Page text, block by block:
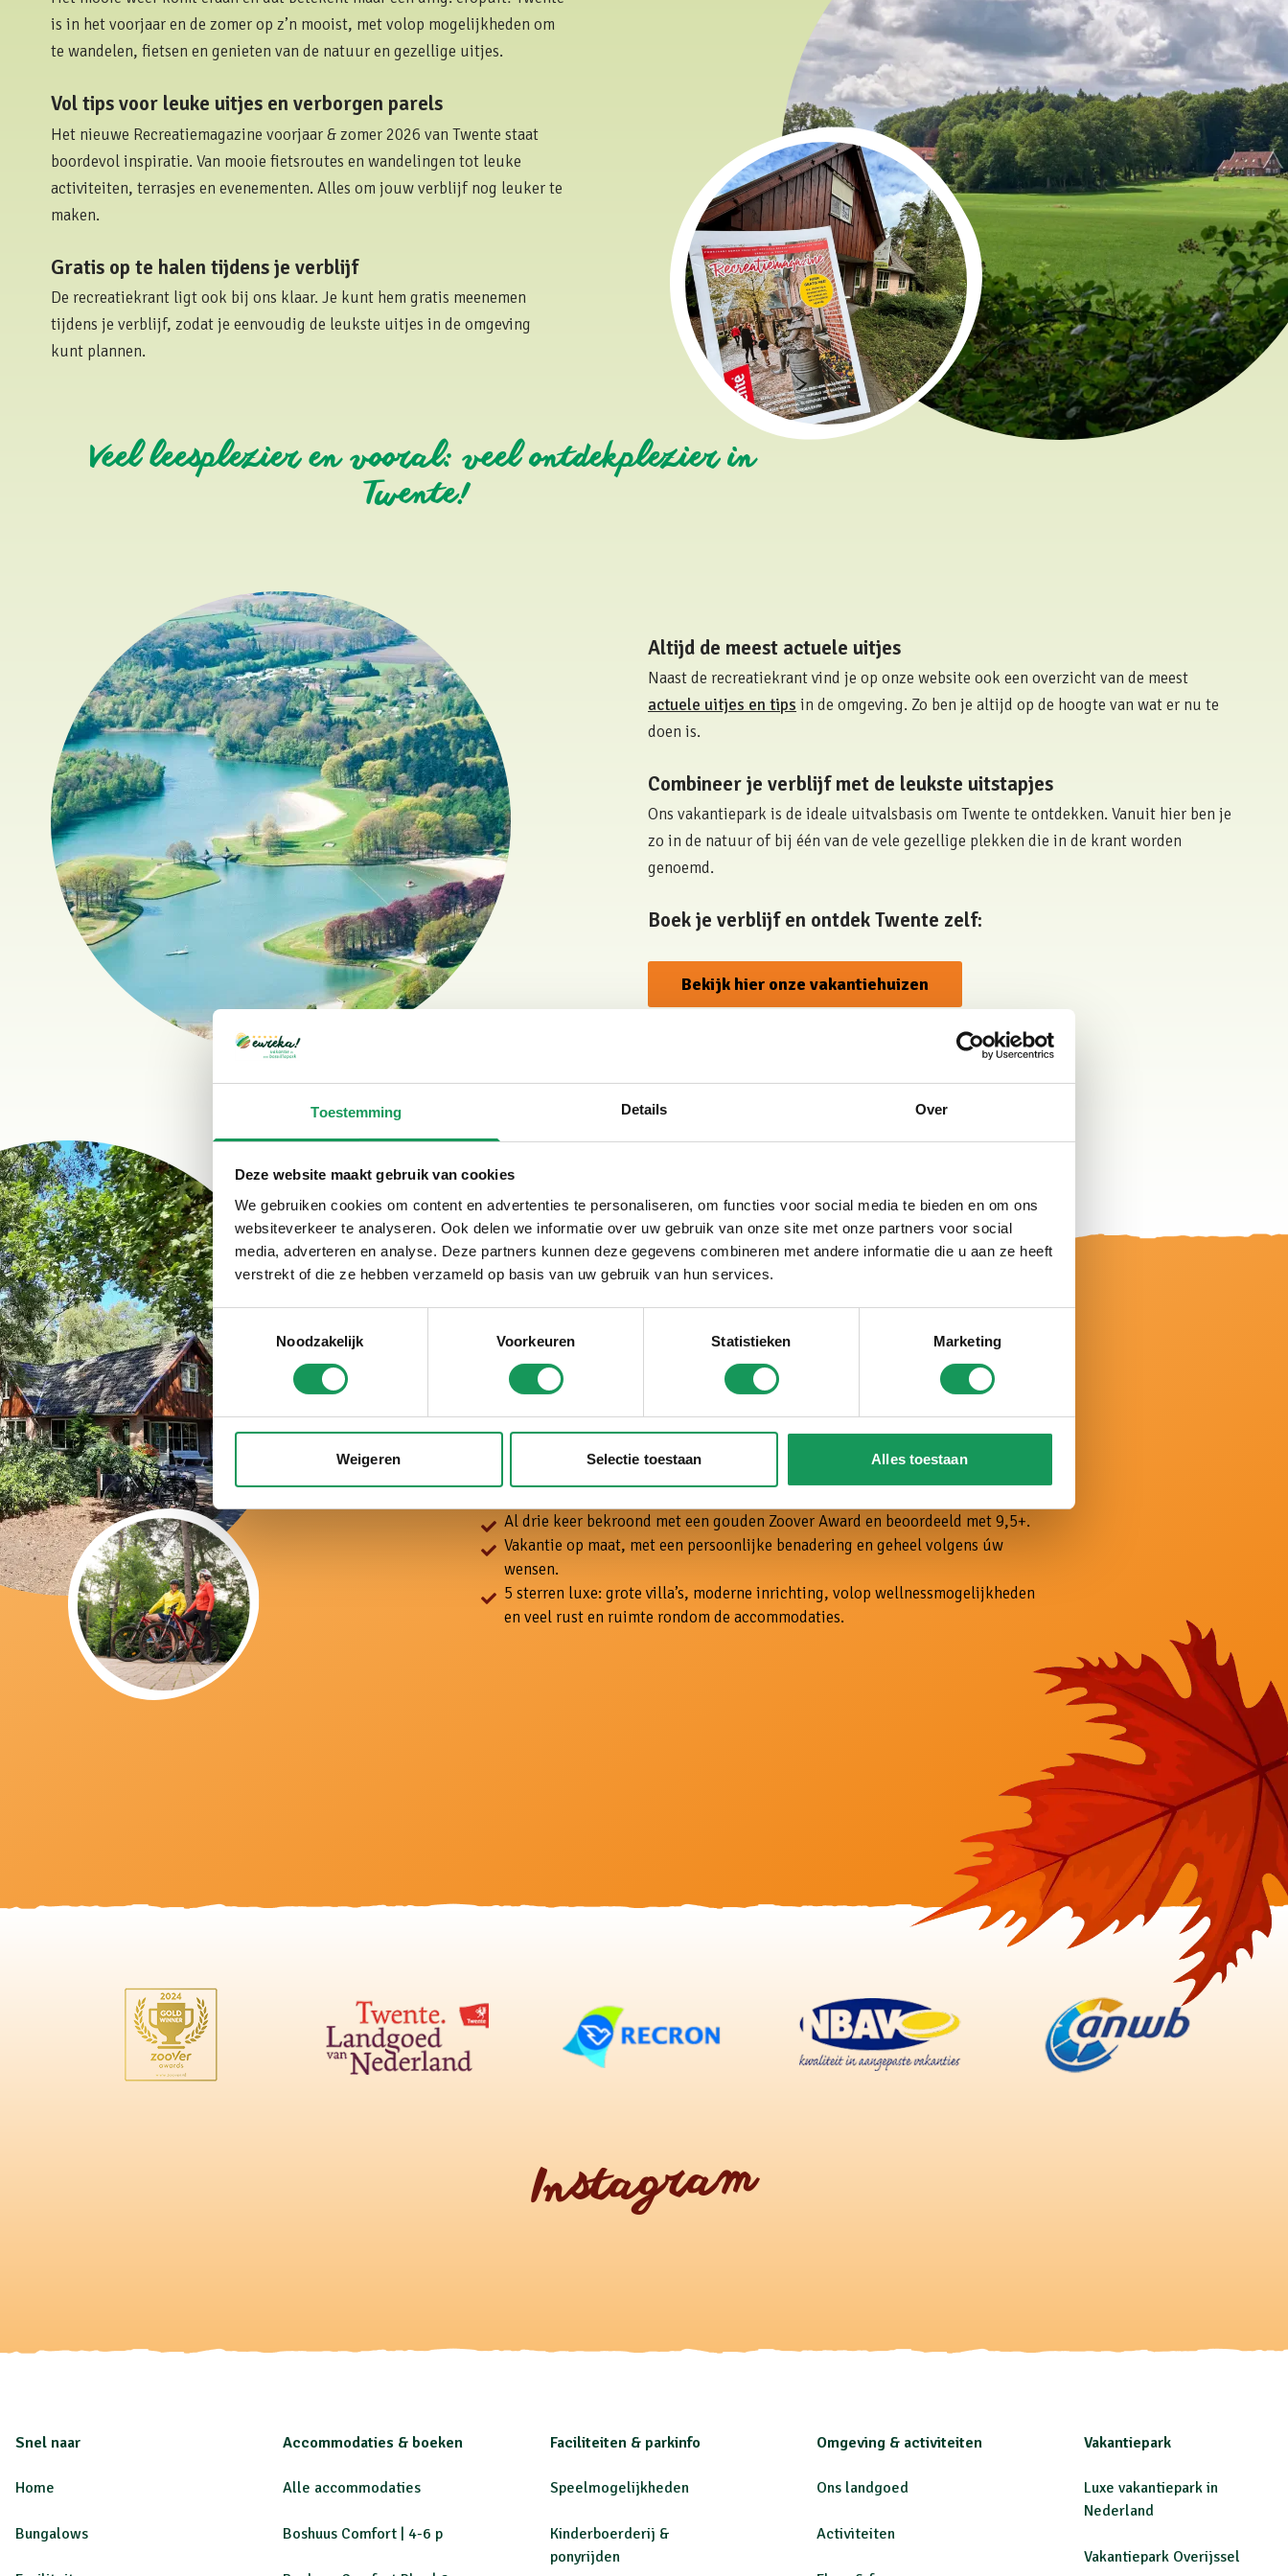
Toestemming Details Over
Deze website maakt gebruik van cookies
We gebruiken cookies om content en advertenties te personaliseren, om functies voor social media te bieden en om ons
websiteverkeer te analyseren. Ook delen we informatie over uw gebruik van onze site met onze partners voor social
media, adverteren en analyse. Deze partners kunnen deze gegevens combineren met andere informatie die u aan ze heeft
verstrekt of die ze hebben verzameld op basis van uw gebruik van hun services.
Toestemmingsselectie
Noodzakelijk
Voorkeuren Statistieken Marketing
Weigeren Selectie toestaan Alles toestaan
is in het voorjaar en de zomer op z’n mooist, met volop mogelijkheden om
te wandelen, fietsen en genieten van de natuur en gezellige uitjes.
Vol tips voor leuke uitjes en verborgen parels
Het nieuwe Recreatiemagazine voorjaar & zomer 2026 van Twente staat
boordevol inspiratie. Van mooie fietsroutes en wandelingen tot leuke
activiteiten, terrasjes en evenementen. Alles om jouw verblijf nog leuker te
maken.
Gratis op te halen tijdens je verblijf
De recreatiekrant ligt ook bij ons klaar. Je kunt hem gratis meenemen
tijdens je verblijf, zodat je eenvoudig de leukste uitjes in de omgeving
kunt plannen.
Veel leesplezier en vooral: veel ontdekplezier in
Twente!
Altijd de meest actuele uitjes
Naast de recreatiekrant vind je op onze website ook een overzicht van de meest
actuele uitjes en tips in de omgeving. Zo ben je altijd op de hoogte van wat er nu te
doen is.
Combineer je verblijf met de leukste uitstapjes
Ons vakantiepark is de ideale uitvalsbasis om Twente te ontdekken. Vanuit hier ben je
zo in de natuur of bij één van de vele gezellige plekken die in de krant worden
genoemd.
Boek je verblijf en ontdek Twente zelf:
Bekijk hier onze vakantiehuizen
Gepubliceerd doorBosvillapark Eureka•5 mei 2026
Bij ons is het echt
vakantie!
Al drie keer bekroond met een gouden Zoover Award en beoordeeld met 9,5+.
Vakantie op maat, met een persoonlijke benadering en geheel volgens úw
wensen.
5 sterren luxe: grote villa’s, moderne inrichting, volop wellnessmogelijkheden
en veel rust en ruimte rondom de accommodaties.
Instagram
Snel naar
Home
Bungalows
Accommodaties & boeken
Alle accommodaties
Boshuus Comfort | 4-6 p
Faciliteiten & parkinfo
Speelmogelijkheden
Kinderboerderij &
ponyrijden
Omgeving & activiteiten
Ons landgoed
Activiteiten
Vakantiepark
Luxe vakantiepark in
Nederland
Vakantiepark Overijssel